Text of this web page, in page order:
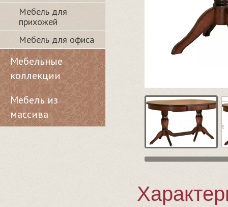
Мебель для
прихожей
Мебель для офиса
Мебельные
коллекции
Мебель из
массива